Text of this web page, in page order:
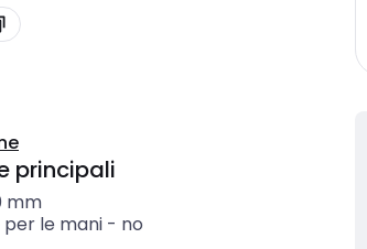
principali
mm
le mani- no